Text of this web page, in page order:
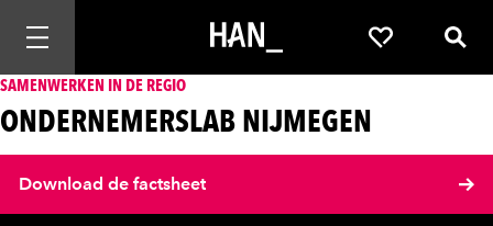
Mobiele navigatie openen Favorieten
SAMENWERKEN IN DE REGIO
ONDERNEMERSLAB NIJMEGEN
Download de factsheet